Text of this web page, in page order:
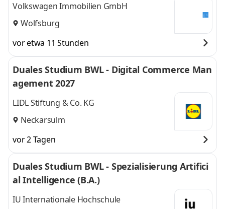
Volkswagen Immobilien GmbH
Wolfsburg
vor etwa 11 Stunden
Duales Studium BWL - Digital Commerce Man
agement 2027
LIDL Stiftung & Co. KG
Neckarsulm
vor 2 Tagen
Duales Studium BWL - Spezialisierung Artifici
al Intelligence (B.A.)
IU Internationale Hochschule